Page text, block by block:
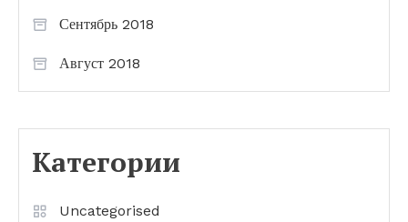
Сентябрь 2018
Август 2018
Категории
Uncategorised